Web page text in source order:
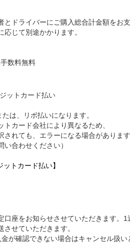
とドライバーにご購入総合計金額をお支
じて別途かかります。
数料無料
は、リボ払いになります。
カード会社により異なるため、
れても、エラーになる場合があります
い合わせください）
トカード払い】
口座をお知らせさせていただきます。
せていただきます。
が確認できない場合はキャンセル扱い